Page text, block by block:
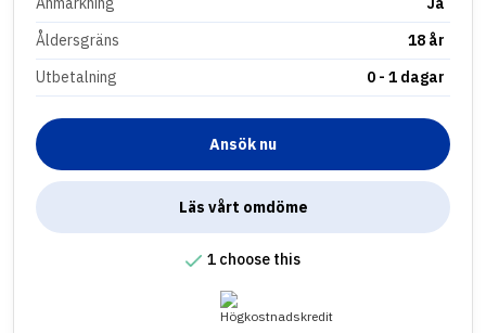
Åldersgräns
18 år
Utbetalning
0 - 1 dagar
Ansök nu
Läs vårt omdöme
1 choose this